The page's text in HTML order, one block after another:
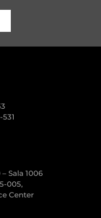
Sala 1006
005,
Center